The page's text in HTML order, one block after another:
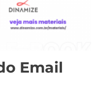
Email